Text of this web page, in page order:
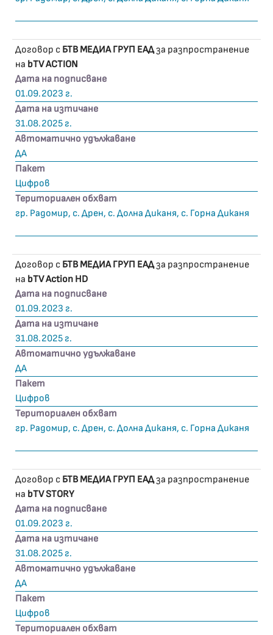
Договор с БТВ МЕДИА ГРУП ЕАДза разпространение
на bTV ACTION
Дата на подписване
01.09.2023 г.
Дата на изтичане
31.08.2025 г.
Автоматично удължаване
ДА
Пакет
Цифров
Териториален обхват
гр. Радомир, с. Дрен, с. Долна Диканя, с. Горна Диканя
Договор с БТВ МЕДИА ГРУП ЕАДза разпространение
на bTV Action HD
Дата на подписване
01.09.2023 г.
Дата на изтичане
31.08.2025 г.
Автоматично удължаване
ДА
Пакет
Цифров
Териториален обхват
гр. Радомир, с. Дрен, с. Долна Диканя, с. Горна Диканя
Договор с БТВ МЕДИА ГРУП ЕАДза разпространение
на bTV STORY
Дата на подписване
01.09.2023 г.
Дата на изтичане
31.08.2025 г.
Автоматично удължаване
ДА
Пакет
Цифров
Териториален обхват